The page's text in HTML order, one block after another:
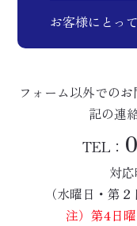
お客様にとっ
フォーム以外での
記の連
TEL：
対
（水曜日・第
注）第4日